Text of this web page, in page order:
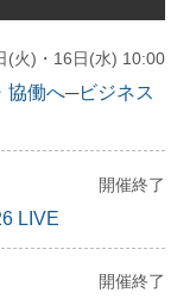
(火)・16日(水) 10:00
協働へ─ビジネス
開催終了
LIVE
開催終了